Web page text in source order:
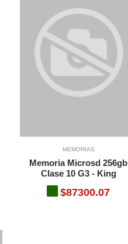
MEMORIAS
Memoria Microsd 256gb
Clase 10 G3 - King
$87300.07